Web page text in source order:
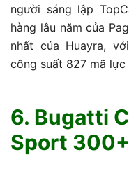
người sáng lập
hàng lâu năm của
nhất của Huayra,
công suất 827 mã lực
6. Bugatti
Sport